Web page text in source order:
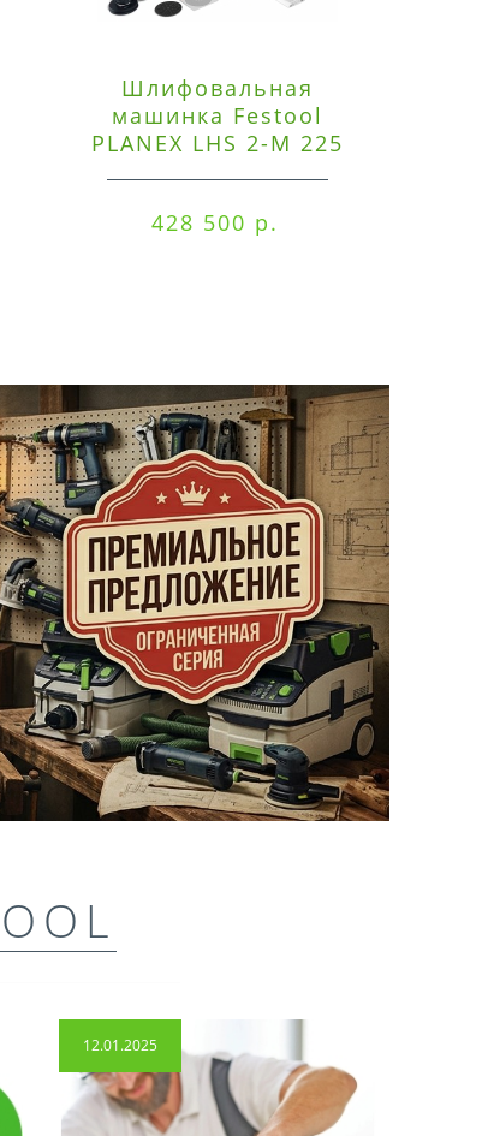
Шлифовальная
машинка Festool
PLANEX LHS 2-M 225
428 500 р.
12.01.2025